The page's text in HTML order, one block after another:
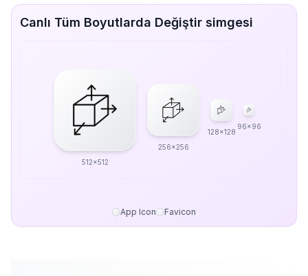
Canlı Tüm Boyutlarda Değiştir simgesi
512x512
256x256
128x128
96x96
App Icon Favicon